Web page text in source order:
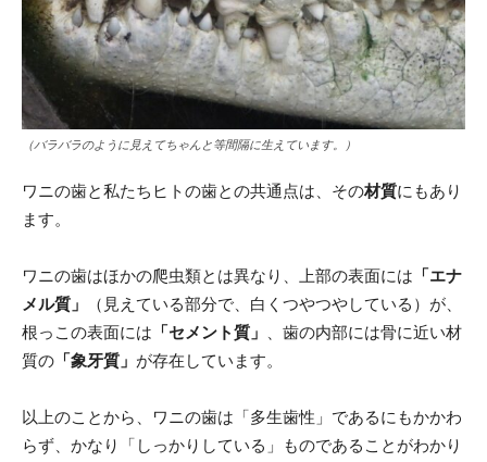
（バラバラのように見えてちゃんと等間隔に生えています。）
ワニの歯と私たちヒトの歯との共通点は、その材質にもあり
ます。
ワニの歯はほかの爬虫類とは異なり、上部の表面には 「エナ
メル質」
（見えている部分で、白くつやつやしている）が、
根っこの表面には 「セメント質」 、歯の内部には骨に近い材
質の 「象牙質」 が存在しています。
以上のことから、ワニの歯は「多生歯性」であるにもかかわ
らず、かなり「しっかりしている」ものであることがわかり